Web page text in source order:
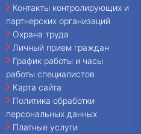
Контакты контролирующих и
партнерских организаций
Охрана труда
Личный прием граждан
График работы и часы
работы специалистов
Карта сайта
Политика обработки
персональных данных
Платные услуги